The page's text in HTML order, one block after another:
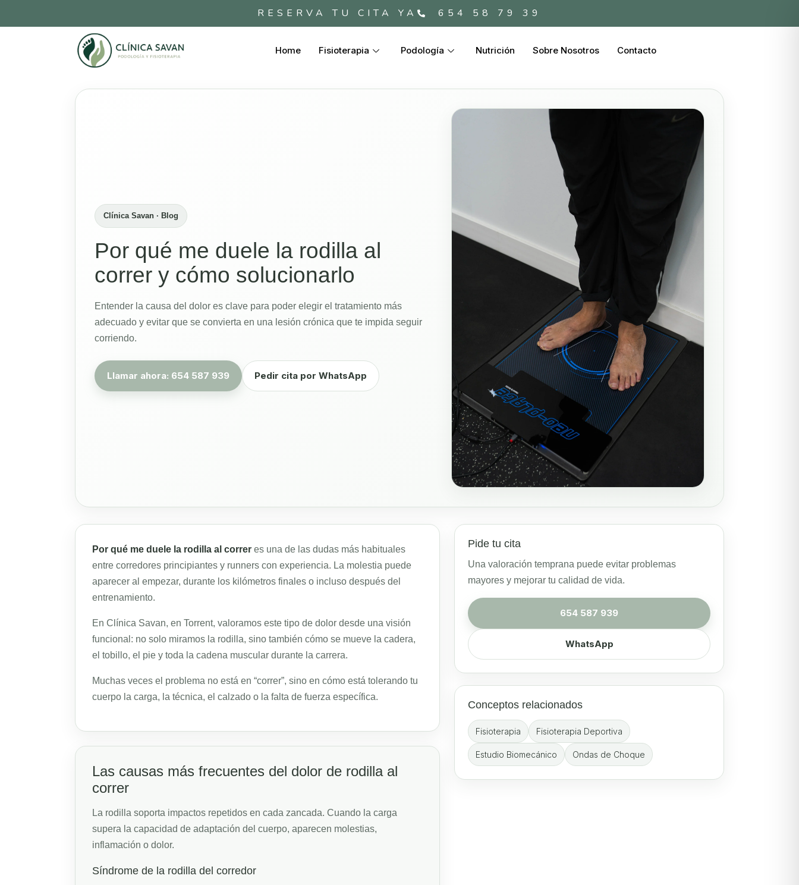
RESERVA TU CITA YA 654 58 79 39
Home Fisioterapia Podología Nutrición Sobre Nosotros Contacto
Clínica Savan · Blog
Por qué me duele la rodilla al
correr y cómo solucionarlo
Entender la causa del dolor es clave para poder elegir el tratamiento más
adecuado y evitar que se convierta en una lesión crónica que te impida seguir
corriendo.
Llamar ahora: 654 587 939 Pedir cita por WhatsApp
Por qué me duele la rodilla al correr es una de las dudas más habituales
entre corredores principiantes y runners con experiencia. La molestia puede
aparecer al empezar, durante los kilómetros finales o incluso después del
entrenamiento.
En Clínica Savan, en Torrent, valoramos este tipo de dolor desde una visión
funcional: no solo miramos la rodilla, sino también cómo se mueve la cadera,
el tobillo, el pie y toda la cadena muscular durante la carrera.
Muchas veces el problema no está en “correr”, sino en cómo está tolerando tu
cuerpo la carga, la técnica, el calzado o la falta de fuerza específica.
Las causas más frecuentes del dolor de rodilla al
correr
La rodilla soporta impactos repetidos en cada zancada. Cuando la carga
supera la capacidad de adaptación del cuerpo, aparecen molestias,
inflamación o dolor.
Síndrome de la rodilla del corredor
Pide tu cita
Una valoración temprana puede evitar problemas
mayores y mejorar tu calidad de vida.
654 587 939
WhatsApp
Conceptos relacionados
Fisioterapia Fisioterapia Deportiva
Estudio Biomecánico Ondas de Choque